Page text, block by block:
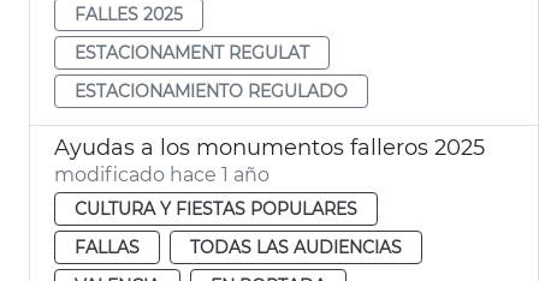
FALLES 2025
ESTACIONAMENT REGULAT
ESTACIONAMIENTO REGULADO
Ayudas a los monumentos falleros 2025
modificado hace 1 año
CULTURA Y FIESTAS POPULARES
FALLAS
TODAS LAS AUDIENCIAS